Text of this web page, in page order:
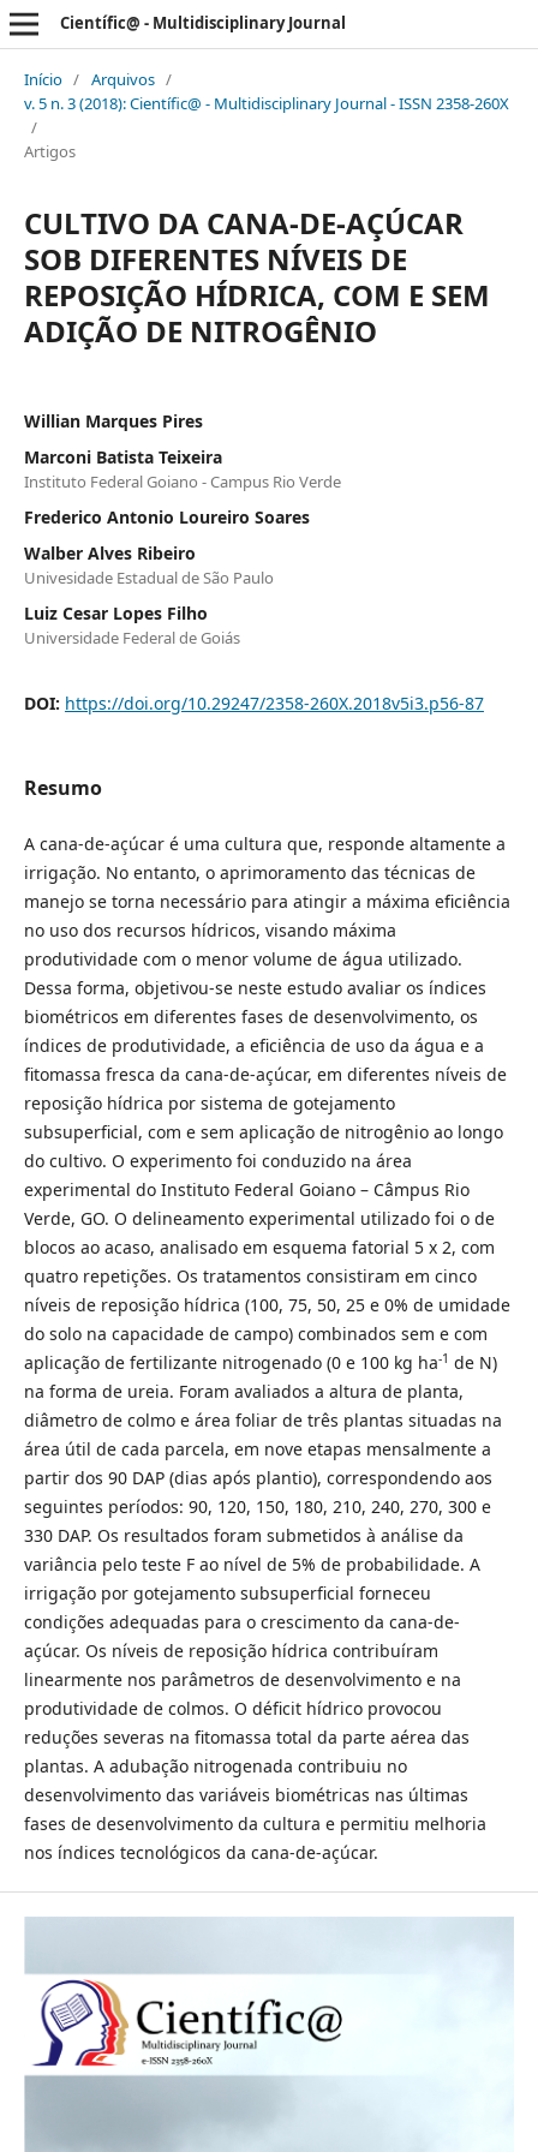
Científic@ - Multidisciplinary Journal
Início / Arquivos /
v. 5 n. 3 (2018): Científic@ - Multidisciplinary Journal - ISSN 2358-260X
/
Artigos
CULTIVO DA CANA-DE-AÇÚCAR
SOB DIFERENTES NÍVEIS DE
REPOSIÇÃO HÍDRICA, COM E SEM
ADIÇÃO DE NITROGÊNIO
Willian Marques Pires
Marconi Batista Teixeira
Instituto Federal Goiano - Campus Rio Verde
Frederico Antonio Loureiro Soares
Walber Alves Ribeiro
Univesidade Estadual de São Paulo
Luiz Cesar Lopes Filho
Universidade Federal de Goiás
DOI: https://doi.org/10.29247/2358-260X.2018v5i3.p56-87
Resumo
A cana-de-açúcar é uma cultura que, responde altamente a
irrigação. No entanto, o aprimoramento das técnicas de
manejo se torna necessário para atingir a máxima eficiência
no uso dos recursos hídricos, visando máxima
produtividade com o menor volume de água utilizado.
Dessa forma, objetivou-se neste estudo avaliar os índices
biométricos em diferentes fases de desenvolvimento, os
índices de produtividade, a eficiência de uso da água e a
fitomassa fresca da cana-de-açúcar, em diferentes níveis de
reposição hídrica por sistema de gotejamento
subsuperficial, com e sem aplicação de nitrogênio ao longo
do cultivo. O experimento foi conduzido na área
experimental do Instituto Federal Goiano – Câmpus Rio
Verde, GO. O delineamento experimental utilizado foi o de
blocos ao acaso, analisado em esquema fatorial 5 x 2, com
quatro repetições. Os tratamentos consistiram em cinco
níveis de reposição hídrica (100, 75, 50, 25 e 0% de umidade
do solo na capacidade de campo) combinados sem e com
aplicação de fertilizante nitrogenado (0 e 100 kg ha-1 de N)
na forma de ureia. Foram avaliados a altura de planta,
diâmetro de colmo e área foliar de três plantas situadas na
área útil de cada parcela, em nove etapas mensalmente a
partir dos 90 DAP (dias após plantio), correspondendo aos
seguintes períodos: 90, 120, 150, 180, 210, 240, 270, 300 e
330 DAP. Os resultados foram submetidos à análise da
variância pelo teste F ao nível de 5% de probabilidade. A
irrigação por gotejamento subsuperficial forneceu
condições adequadas para o crescimento da cana-de-
açúcar. Os níveis de reposição hídrica contribuíram
linearmente nos parâmetros de desenvolvimento e na
produtividade de colmos. O déficit hídrico provocou
reduções severas na fitomassa total da parte aérea das
plantas. A adubação nitrogenada contribuiu no
desenvolvimento das variáveis biométricas nas últimas
fases de desenvolvimento da cultura e permitiu melhoria
nos índices tecnológicos da cana-de-açúcar.